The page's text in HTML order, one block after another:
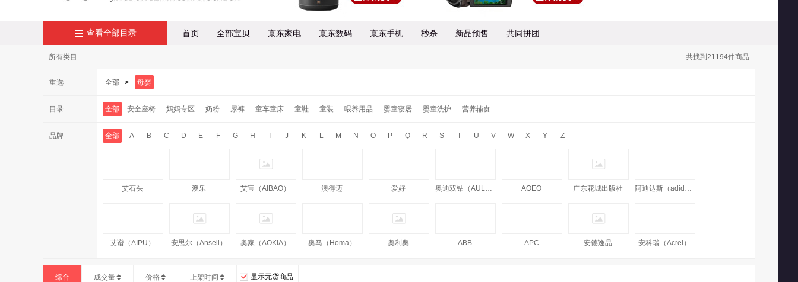
查看全部目录 首页 全部宝贝 京东家电 京东数码 京东手机 秒杀 新品预售 共同拼团
所有类目 共找到 21194件商品
重选 全部 > 母婴
目录 安全座椅 妈妈专区 奶粉 尿裤 童车童床 童鞋 童装 喂养用品 婴童寝居 婴童洗护 营养辅食
全部
品牌 全部 A B C D E F G H J K L M N O P Q R S T U V W X Y Z
艾石头 澳乐 艾宝（AIBAO） 澳得迈 爱好 奥迪双钻（AULDEY） AOEO 广东花城出版社 阿迪达斯（adidas）
艾谱（AIPU） 安思尔（Ansell） 奥家（AOKIA） 奥马（Homa） 奥利奥 ABB APC 安德逸品 安科瑞（Acrel）
综合 成交量 价格 上架时间 显示无货商品